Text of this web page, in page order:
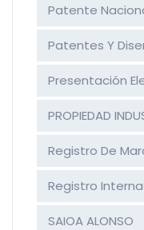
Patente
Patentes Y
Presentación
PROPIEDAD
Registro De
Registro
SAIOA ALONSO